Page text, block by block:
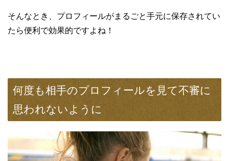
そんなとき、プロフィールがまるごと手元に保存されてい
たら便利で効果的ですよね！
何度も相手のプロフィールを見て不審に
思われないように